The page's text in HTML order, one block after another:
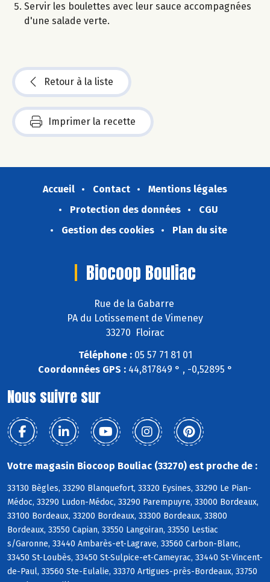
Servir les boulettes avec leur sauce accompagnées
d'une salade verte.
Retour à la liste
Imprimer la recette
Accueil Contact
Mentions légales
Protection des données
CGU
Gestion des cookies
Plan du site
Biocoop Bouliac
Rue de la Gabarre
PA du Lotissement de Vimeney
33270 Floirac
Téléphone :05 57 71 81 01
Coordonnées GPS :44,817849 ° , -0,52895 °
Nous suivre sur
Votre magasin Biocoop Bouliac (33270) est proche de :
33130 Bègles, 33290 Blanquefort, 33320 Eysines, 33290 Le Pian-
Médoc, 33290 Ludon-Médoc, 33290 Parempuyre, 33000 Bordeaux,
33100 Bordeaux, 33200 Bordeaux, 33300 Bordeaux, 33800
Bordeaux, 33550 Capian, 33550 Langoiran, 33550 Lestiac
s/Garonne, 33440 Ambarès-et-Lagrave, 33560 Carbon-Blanc,
33450 St-Loubès, 33450 St-Sulpice-et-Cameyrac, 33440 St-Vincent-
de-Paul, 33560 Ste-Eulalie, 33370 Artigues-près-Bordeaux, 33750